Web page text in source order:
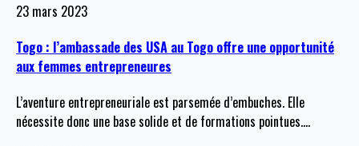
23 mars 2023
Togo : l’ambassade des USA au Togo offre une opportunité
aux femmes entrepreneures
L’aventure entrepreneuriale est parsemée d’embuches. Elle
nécessite donc une base solide et de formations pointues.…